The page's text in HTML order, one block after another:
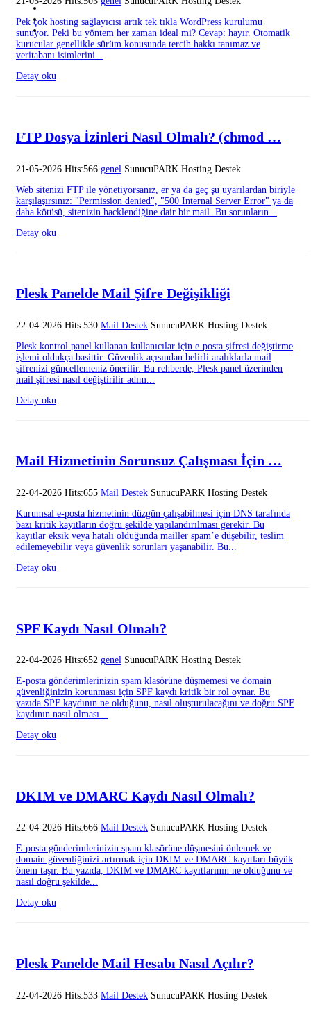
Pek çok hosting sağlayıcısı artık tek tıkla WordPress kurulumu
sunuyor. Peki bu yöntem her zaman ideal mi? Cevap: hayır. Otomatik
kurucular genellikle sürüm konusunda tercih hakkı tanımaz ve
veritabanı isimlerini...
Detay oku
FTP Dosya İzinleri Nasıl Olmalı? (chmod …
21-05-2026 Hits:566 genel SunucuPARK Hosting Destek
Web sitenizi FTP ile yönetiyorsanız, er ya da geç şu uyarılardan biriyle
karşılaşırsınız: "Permission denied", "500 Internal Server Error" ya da
daha kötüsü, sitenizin hacklendiğine dair bir mail. Bu sorunların...
Detay oku
Plesk Panelde Mail Şifre Değişikliği
22-04-2026 Hits:530 Mail Destek SunucuPARK Hosting Destek
Plesk kontrol panel kullanan kullanıcılar için e-posta şifresi değiştirme
işlemi oldukça basittir. Güvenlik açısından belirli aralıklarla mail
şifrenizi güncellemeniz önerilir. Bu rehberde, Plesk panel üzerinden
mail şifresi nasıl değiştirilir adım...
Detay oku
Mail Hizmetinin Sorunsuz Çalışması İçin …
22-04-2026 Hits:655 Mail Destek SunucuPARK Hosting Destek
Kurumsal e-posta hizmetinin düzgün çalışabilmesi için DNS tarafında
bazı kritik kayıtların doğru şekilde yapılandırılması gerekir. Bu
kayıtlar eksik veya hatalı olduğunda mailler spam’e düşebilir, teslim
edilemeyebilir veya güvenlik sorunları yaşanabilir. Bu...
Detay oku
SPF Kaydı Nasıl Olmalı?
22-04-2026 Hits:652 genel SunucuPARK Hosting Destek
E-posta gönderimlerinizin spam klasörüne düşmemesi ve domain
güvenliğinizin korunması için SPF kaydı kritik bir rol oynar. Bu
yazıda SPF kaydının ne olduğunu, nasıl oluşturulacağını ve doğru SPF
kaydının nasıl olması...
Detay oku
DKIM ve DMARC Kaydı Nasıl Olmalı?
22-04-2026 Hits:666 Mail Destek SunucuPARK Hosting Destek
E-posta gönderimlerinizin spam klasörüne düşmesini önlemek ve
domain güvenliğinizi artırmak için DKIM ve DMARC kayıtları büyük
önem taşır. Bu yazıda, DKIM ve DMARC kayıtlarının ne olduğunu ve
nasıl doğru şekilde...
Detay oku
Plesk Panelde Mail Hesabı Nasıl Açılır?
22-04-2026 Hits:533 Mail Destek SunucuPARK Hosting Destek